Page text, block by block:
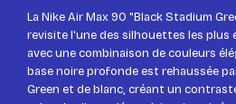
La Nike Air Max 90 "Black Stadium
revisite l'une des silhouettes les plus
avec une combinaison de couleurs
base noire profonde est rehaussée
Green et de blanc, créant un